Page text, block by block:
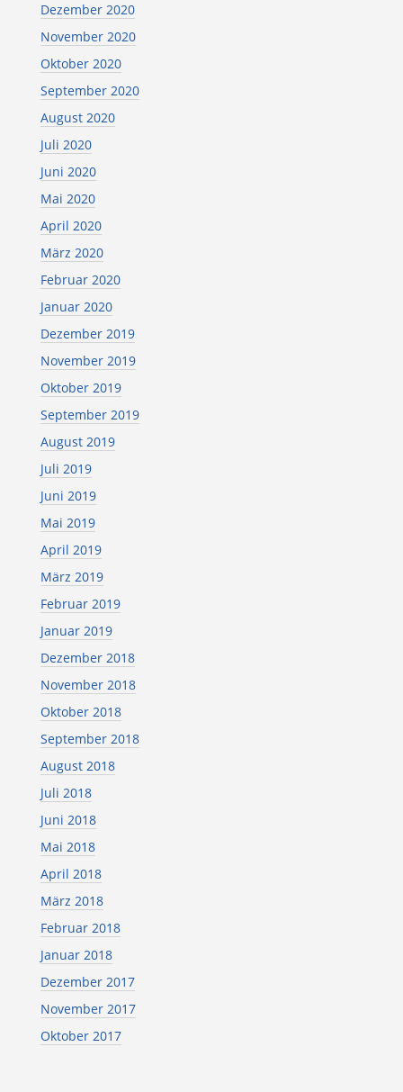
Dezember 2020
November 2020
Oktober 2020
September 2020
August 2020
Juli 2020
Juni 2020
Mai 2020
April 2020
März 2020
Februar 2020
Januar 2020
Dezember 2019
November 2019
Oktober 2019
September 2019
August 2019
Juli 2019
Juni 2019
Mai 2019
April 2019
März 2019
Februar 2019
Januar 2019
Dezember 2018
November 2018
Oktober 2018
September 2018
August 2018
Juli 2018
Juni 2018
Mai 2018
April 2018
März 2018
Februar 2018
Januar 2018
Dezember 2017
November 2017
Oktober 2017